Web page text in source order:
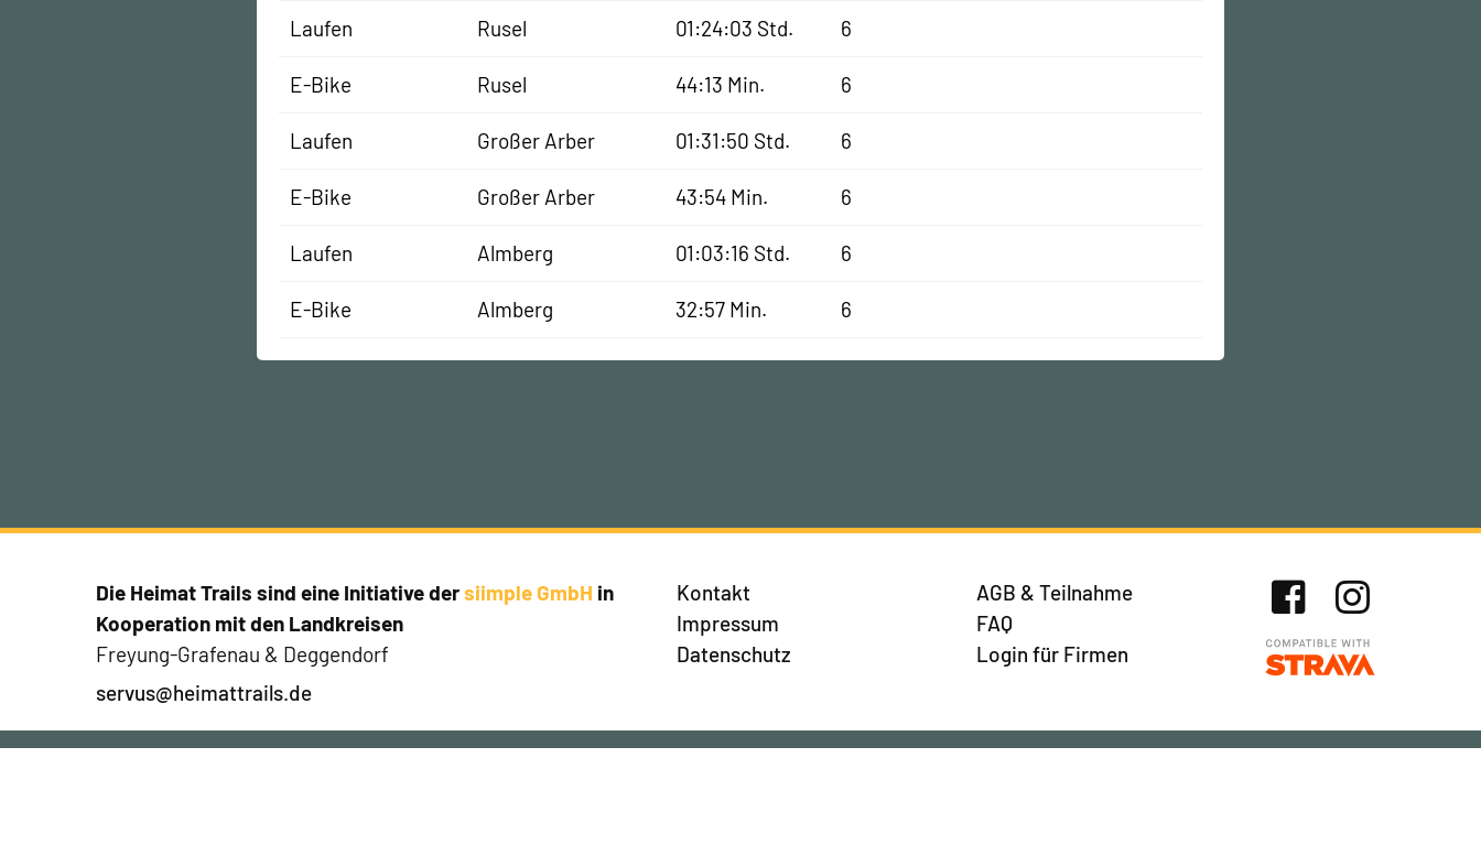
Laufen Rusel 01:24:03 Std. 6
E-Bike Rusel 44:13 Min. 6
Laufen Großer Arber 01:31:50 Std. 6
E-Bike Großer Arber 43:54 Min. 6
Laufen Almberg 01:03:16 Std. 6
E-Bike Almberg 32:57 Min. 6
Die Heimat Trails sind eine Initiative dersiimple GmbH in
Kooperation mit den Landkreisen
Freyung-Grafenau & Deggendorf
servus@heimattrails.de
Kontakt
Impressum
Datenschutz
AGB & Teilnahme
FAQ
Login für Firmen